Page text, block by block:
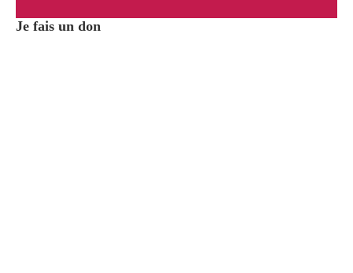
Je fais un don